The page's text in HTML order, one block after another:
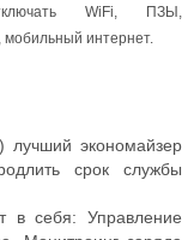
WiFi, ПЗЫ,
мобильный интернет.
лучший экономайзер
срок службы
в себя: Управление